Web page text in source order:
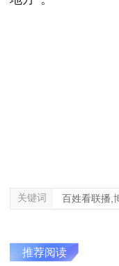
关键词 百姓看联播,
推荐阅读